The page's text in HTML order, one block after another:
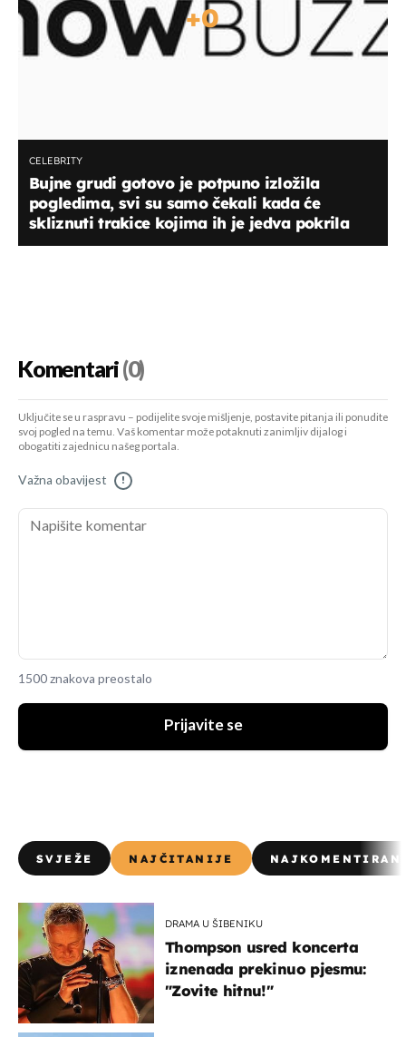
+0
CELEBRITY
Bujne grudi gotovo je potpuno izložila
pogledima, svi su samo čekali kada će
skliznuti trakice kojima ih je jedva pokrila
Komentari(0)
Uključite se u raspravu – podijelite svoje mišljenje, postavite pitanja ili ponudite
svoj pogled na temu. Vaš komentar može potaknuti zanimljiv dijalog i
obogatiti zajednicu našeg portala.
Važna obavijest !
1500 znakova preostalo
Prijavite se
SVJEŽE NAJČITANIJE
DRAMA U ŠIBENIKU
Thompson usred koncerta
iznenada prekinuo pjesmu:
"Zovite hitnu!"